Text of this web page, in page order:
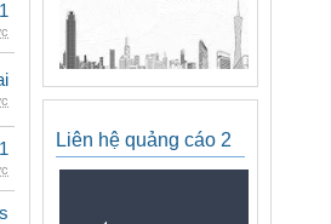
Liên hệ quảng cáo 2